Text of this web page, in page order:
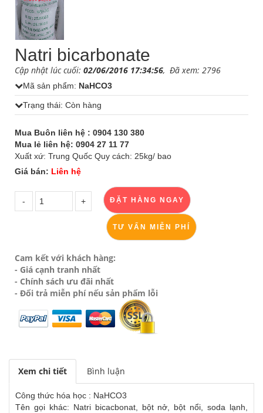
Natri bicarbonate
Cập nhật lúc cuối: 02/06/2016 17:34:56, Đã xem: 2796
Mã sản phẩm: NaHCO3
Trạng thái: Còn hàng
Mua Buôn liên hệ : 0904 130 380
Mua lẻ liên hệ: 0904 27 11 77
Xuất xứ: Trung Quốc Quy cách: 25kg/ bao
Giá bán: Liên hệ
TƯ VẤN MIỄN PHÍ
Cam kết với khách hàng:
- Giá cạnh tranh nhất
- Chính sách ưu đãi nhất
- Đổi trả miễn phí nếu sản phẩm lỗi
Xem chi tiết Bình luận
Công thức hóa học : NaHCO3
Tên gọi khác: Natri bicacbonat, bột nở, bột nổi, soda lạnh,